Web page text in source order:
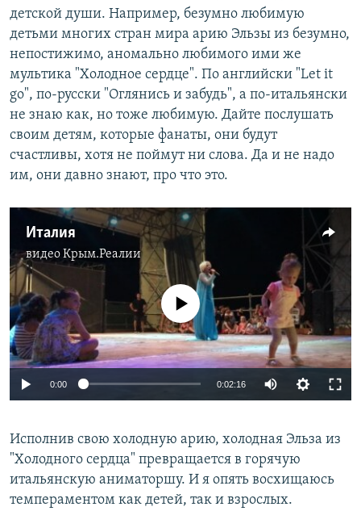
детской души. Например, безумно любимую
детьми многих стран мира арию Эльзы из безумно,
непостижимо, аномально любимого ими же
мультика "Холодное сердце". По английски "Let it
go", по-русски "Оглянись и забудь", а по-итальянски
не знаю как, но тоже любимую. Дайте послушать
своим детям, которые фанаты, они будут
счастливы, хотя не поймут ни слова. Да и не надо
им, они давно знают, про что это.
Италия
видеоКрым.Реалии
No media source currently available
0:00 0:02:16
Исполнив свою холодную арию, холодная Эльза из
"Холодного сердца" превращается в горячую
итальянскую аниматоршу. И я опять восхищаюсь
темпераментом как детей, так и взрослых.